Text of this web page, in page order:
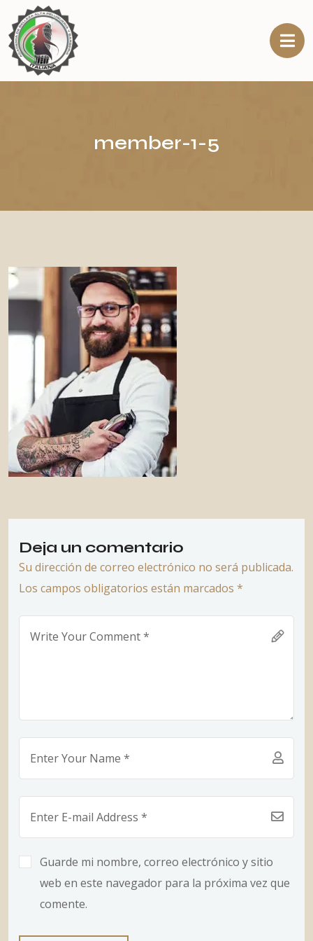
member-1-5
Deja un comentario
Su dirección de correo electrónico no será publicada.
Los campos obligatorios están marcados *
Guarde mi nombre, correo electrónico y sitio
web en este navegador para la próxima vez que
comente.